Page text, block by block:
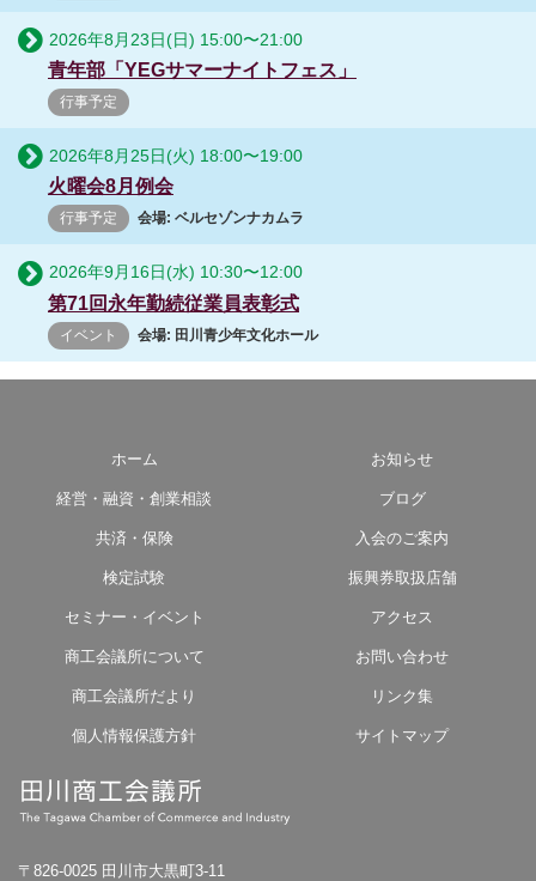
2026年8月23日(日) 15:00〜21:00
青年部「YEGサマーナイトフェス」
行事予定
2026年8月25日(火) 18:00〜19:00
火曜会8月例会
行事予定 会場: ベルセゾンナカムラ
2026年9月16日(水) 10:30〜12:00
第71回永年勤続従業員表彰式
イベント 会場: 田川青少年文化ホール
ホーム
経営・融資・創業相談
共済・保険
検定試験
セミナー・イベント
商工会議所について
商工会議所だより
個人情報保護方針
お知らせ
ブログ
入会のご案内
振興券取扱店舗
アクセス
お問い合わせ
リンク集
サイトマップ
〒826-0025 田川市大黒町3-11